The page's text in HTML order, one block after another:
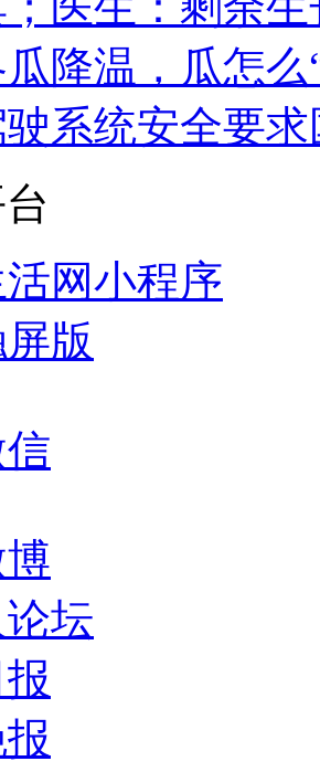
降温，瓜怎
驶系统安全要
网小程序
版
坛